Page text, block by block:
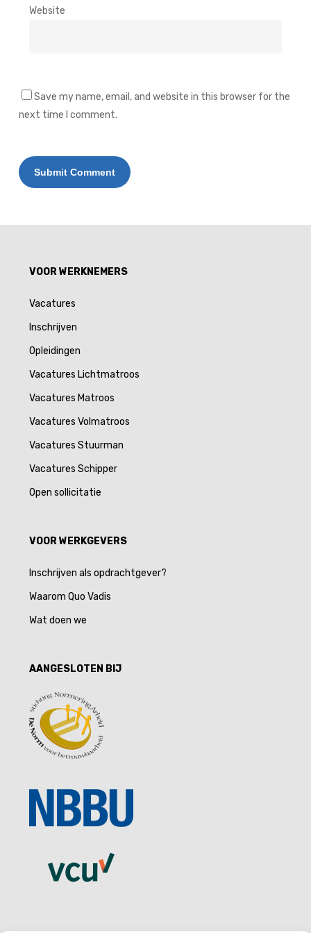
Website
Save my name, email, and website in this browser for the
next time I comment.
VOOR WERKNEMERS
Vacatures
Inschrijven
Opleidingen
Vacatures Lichtmatroos
Vacatures Matroos
Vacatures Volmatroos
Vacatures Stuurman
Vacatures Schipper
Open sollicitatie
VOOR WERKGEVERS
Inschrijven als opdrachtgever?
Waarom Quo Vadis
Wat doen we
AANGESLOTEN BIJ